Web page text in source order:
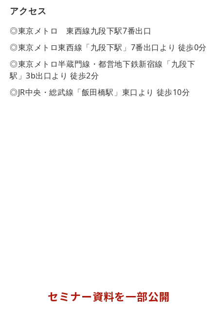
アクセス
◎東京メトロ 東西線九段下駅7番出口
◎東京メトロ東西線「九段下駅」7番出口より 徒歩0分
◎東京メトロ半蔵門線・都営地下鉄新宿線「九段下
駅」3b出口より 徒歩2分
◎JR中央・総武線「飯田橋駅」東口より 徒歩10分
セミナー資料を一部公開